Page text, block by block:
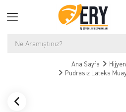
Ana Sayfa
Pudrasız Lateks